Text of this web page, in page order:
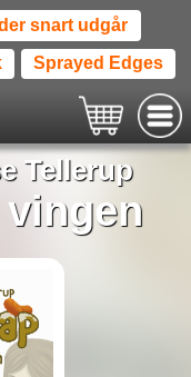
snart udgår
Sprayed Edges
Tellerup